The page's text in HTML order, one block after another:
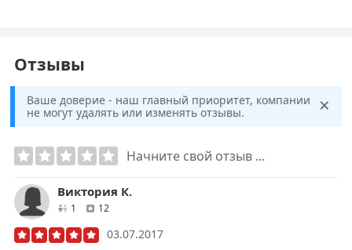
Отзывы
Ваше доверие - наш главный приоритет, компании
не могут удалять или изменять отзывы.
×
Начните свой отзыв ...
Виктория К.
1 друзей
12
03.07.2017